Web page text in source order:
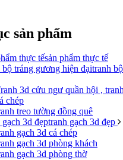
sản phẩm
sản phẩm thực tế
tranh
3d cửu ngư quần hội ,
chép
treo tường đồng quê
tranh gạch 3d đẹp
gạch 3d cá chép
gạch 3d phòng khách
gạch 3d phòng thờ